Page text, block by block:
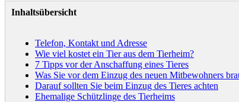
Inhaltsübersicht
Telefon, Kontakt und Adresse
Wie viel kostet ein Tier aus dem Tierheim?
7 Tipps vor der Anschaffung eines Tieres
Was Sie vor dem Einzug des neuen Mitbewohners
Darauf sollten Sie beim Einzug des Tieres achten
Ehemalige Schützlinge des Tierheims